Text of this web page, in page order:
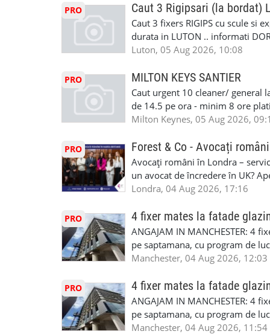
#mecanicmoldoveanlondra
status obligatoriu •varsta
compania aplica pentru
•oferim: - training platit (3 zile-
nedeterminata. -full time/ part-
masinii). Acceptam cu permis
Enfield - Weybridge - Romford -
programari la interviu apelati
PRO Caut 3 Rigipsari (la bordat)
Caut 3 fixers RIGIPS cu scule si
durata in LUTON .. informati
Luton, 05 Aug 2026, 10:08
PRO MILTON KEYS SANTIER
Caut urgent 10 cleaner/ general
de 14.5 pe ora - minim 8 ore
la Amazon. Munca este usoara,
SAPTAMANALA Contact: +44
interesati
Milton Keynes, 05 Aug 2026,
PRO Forest & Co - Avocați
Avocați români în Londra –
un avocat de încredere în UK?
Solicitors, indiferent că ai nevoie
familiei (divorț, custodie, partaj)
Servicii pentru companii: •
• Imigrație pentru afaceri și
soluționarea disputelor 💡 De ce
standard ✔ Confidențialitate
790 689 Email:
www.fcos.co.uk 👉
Londra, 04 Aug 2026, 17:16
PRO 4 fixer mates la fatade
ANGAJAM IN MANCHESTER:
pe saptamana, cu program de
in perioada urmatoare. Cerinte:
Tariful se discuta direct, in
discutie este simpla: cine esti,
Prioritate au oamenii din
carora li se termina proiectul
Manchester, 04 Aug 2026, 12:03
PRO 4 fixer mates la fatade
ANGAJAM IN MANCHESTER:
pe saptamana, cu program de
in perioada urmatoare. Cerinte:
Manchester, 04 Aug 2026, 11:54